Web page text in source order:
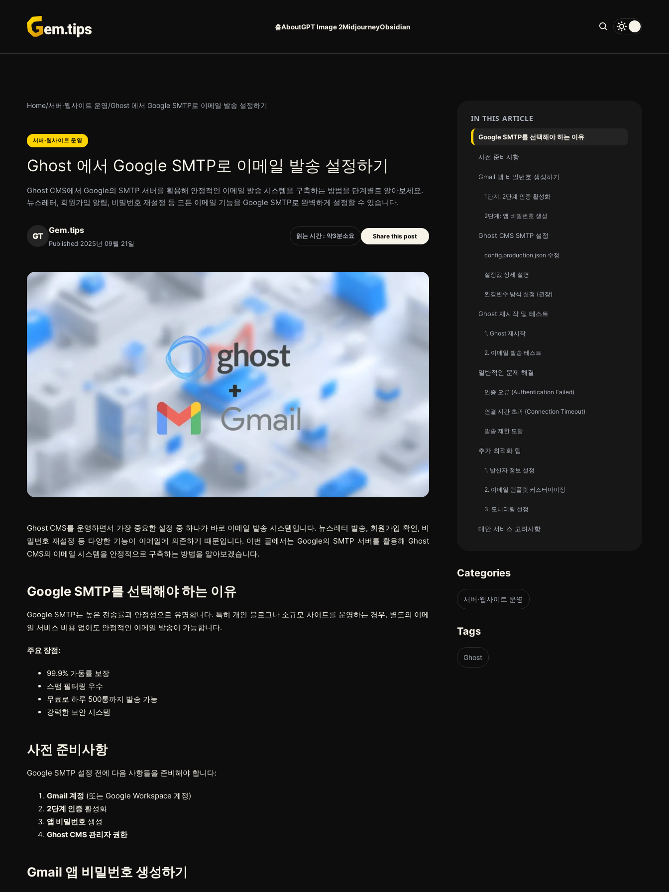
건
홈AboutGPT Image 2MidjourneyObsidian
Home/서버·웹사이트 운영/Ghost 에서 Google SMTP로 이메일 발송 설정하기
서버·웹사이트 운영
Ghost 에서 Google SMTP로 이메일 발송 설정하기
Ghost CMS에서 Google의 SMTP 서버를 활용해 안정적인 이메일 발송 시스템을 구축하는 방법을 단계별로 알아보세요.
뉴스레터, 회원가입 알림, 비밀번호 재설정 등 모든 이메일 기능을 Google SMTP로 완벽하게 설정할 수 있습니다.
GT
Gem.tips
Published 2025년 09월 21일
읽는 시간 : 약3분소요 Share this post
Ghost CMS를 운영하면서 가장 중요한 설정 중 하나가 바로 이메일 발송 시스템입니다. 뉴스레터 발송, 회원가입 확인, 비
밀번호 재설정 등 다양한 기능이 이메일에 의존하기 때문입니다. 이번 글에서는 Google의 SMTP 서버를 활용해 Ghost
CMS의 이메일 시스템을 안정적으로 구축하는 방법을 알아보겠습니다.
Google SMTP를 선택해야 하는 이유
Google SMTP는 높은 전송률과 안정성으로 유명합니다. 특히 개인 블로그나 소규모 사이트를 운영하는 경우, 별도의 이메
일 서비스 비용 없이도 안정적인 이메일 발송이 가능합니다.
주요 장점:
99.9% 가동률 보장
스팸 필터링 우수
무료로 하루 500통까지 발송 가능
강력한 보안 시스템
사전 준비사항
Google SMTP 설정 전에 다음 사항들을 준비해야 합니다:
Gmail 계정 (또는 Google Workspace 계정)
2단계 인증활성화
앱 비밀번호생성
Ghost CMS 관리자 권한
Gmail 앱 비밀번호 생성하기
IN THIS ARTICLE
Google SMTP를 선택해야 하는 이유
사전 준비사항
Gmail 앱 비밀번호 생성하기
1단계: 2단계 인증 활성화
2단계: 앱 비밀번호 생성
Ghost CMS SMTP 설정
config.production.json 수정
설정값 상세 설명
환경변수 방식 설정 (권장)
Ghost 재시작 및 테스트
1. Ghost 재시작
2. 이메일 발송 테스트
일반적인 문제 해결
인증 오류 (Authentication Failed)
연결 시간 초과 (Connection Timeout)
발송 제한 도달
추가 최적화 팁
1. 발신자 정보 설정
2. 이메일 템플릿 커스터마이징
3. 모니터링 설정
대안 서비스 고려사항
Categories
서버·웹사이트 운영
Tags
Ghost